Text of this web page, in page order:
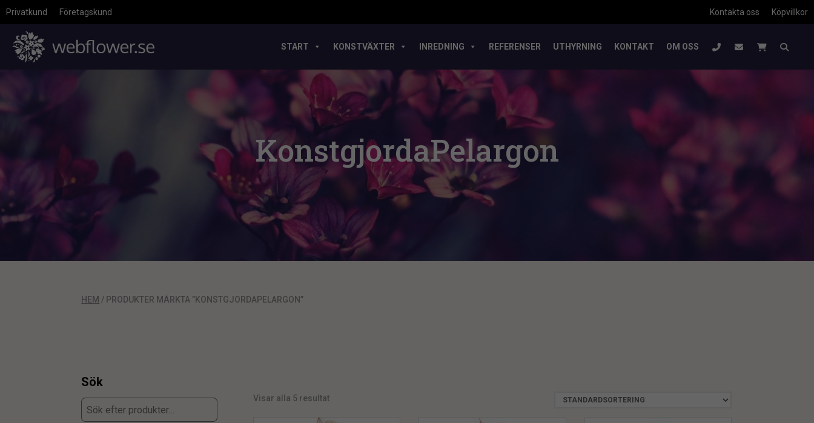
Privatkund Företagskund Köpvillkor
Kontakta oss
START KONSTVÄXTER INREDNING REFERENSER UTHYRNING KONTAKT OM OSS
KonstgjordaPelargon
HEM / PRODUKTER MÄRKTA ”KONSTGJORDAPELARGON”
Sök
Visar alla 5 resultat